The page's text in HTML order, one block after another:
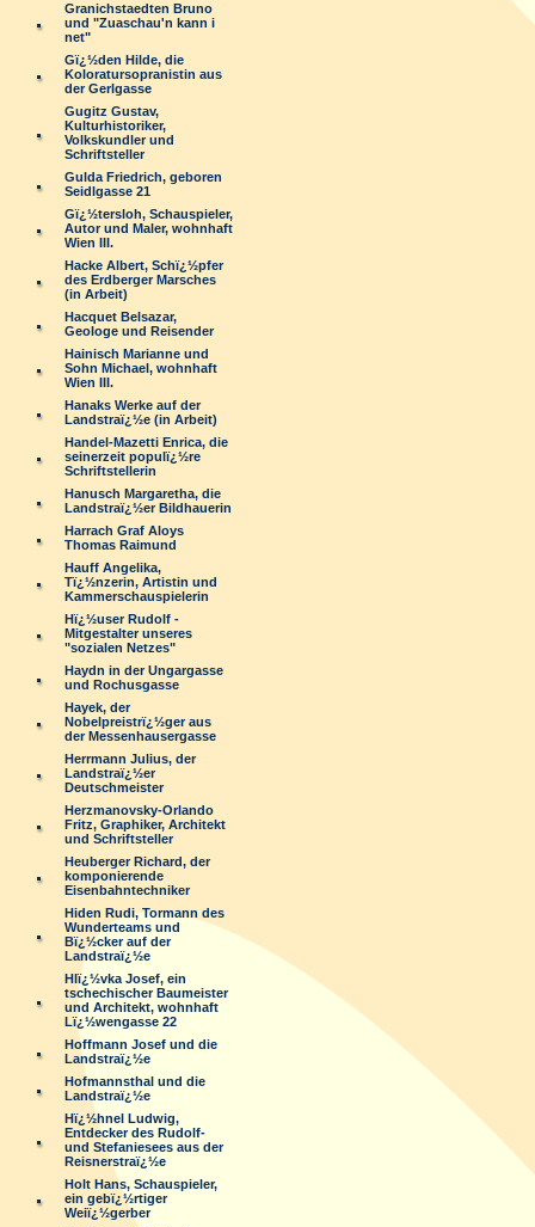
Granichstaedten Bruno
und "Zuaschau'n kann i
net"
Gï¿½den Hilde, die
Koloratursopranistin aus
der Gerlgasse
Gugitz Gustav,
Kulturhistoriker,
Volkskundler und
Schriftsteller
Gulda Friedrich, geboren
Seidlgasse 21
Gï¿½tersloh, Schauspieler,
Autor und Maler, wohnhaft
Wien III.
Hacke Albert, Schï¿½pfer
des Erdberger Marsches
(in Arbeit)
Hacquet Belsazar,
Geologe und Reisender
Hainisch Marianne und
Sohn Michael, wohnhaft
Wien III.
Hanaks Werke auf der
Landstraï¿½e (in Arbeit)
Handel-Mazetti Enrica, die
seinerzeit populï¿½re
Schriftstellerin
Hanusch Margaretha, die
Landstraï¿½er Bildhauerin
Harrach Graf Aloys
Thomas Raimund
Hauff Angelika,
Tï¿½nzerin, Artistin und
Kammerschauspielerin
Hï¿½user Rudolf -
Mitgestalter unseres
"sozialen Netzes"
Haydn in der Ungargasse
und Rochusgasse
Hayek, der
Nobelpreistrï¿½ger aus
der Messenhausergasse
Herrmann Julius, der
Landstraï¿½er
Deutschmeister
Herzmanovsky-Orlando
Fritz, Graphiker, Architekt
und Schriftsteller
Heuberger Richard, der
komponierende
Eisenbahntechniker
Hiden Rudi, Tormann des
Wunderteams und
Bï¿½cker auf der
Landstraï¿½e
Hlï¿½vka Josef, ein
tschechischer Baumeister
und Architekt, wohnhaft
Lï¿½wengasse 22
Hoffmann Josef und die
Landstraï¿½e
Hofmannsthal und die
Landstraï¿½e
Hï¿½hnel Ludwig,
Entdecker des Rudolf-
und Stefaniesees aus der
Reisnerstraï¿½e
Holt Hans, Schauspieler,
ein gebï¿½rtiger
Weiï¿½gerber